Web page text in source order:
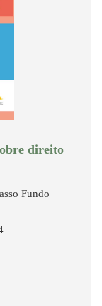
direito
Fundo